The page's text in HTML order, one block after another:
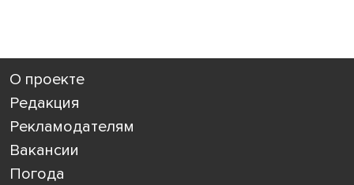
О проекте
Редакция
Рекламодателям
Вакансии
Погода